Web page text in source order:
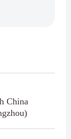
China